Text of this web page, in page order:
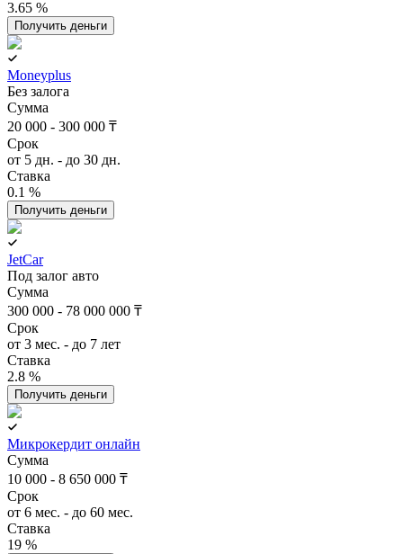
3.65 %
Получить деньги
Moneyplus
Без залога
Сумма
20 000 - 300 000 ₸
Срок
от 5 дн. - до 30 дн.
Ставка
0.1 %
Получить деньги
JetCar
Под залог авто
Сумма
300 000 - 78 000 000 ₸
Срок
от 3 мес. - до 7 лет
Ставка
2.8 %
Получить деньги
Микрокердит онлайн
Сумма
10 000 - 8 650 000 ₸
Срок
от 6 мес. - до 60 мес.
Ставка
19 %